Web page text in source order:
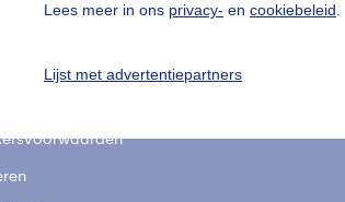
Lees meer in ons privacy- en cookiebeleid
Lijst met advertentiepartners
vragen